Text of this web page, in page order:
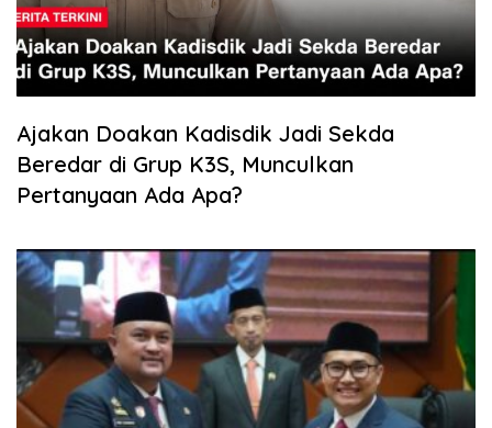
SK Sudah Terbit, Baru Digelar Voting K3S?
Agenda Sosialisasi Dapodik di Seputih
Agung Jadi Sorotan